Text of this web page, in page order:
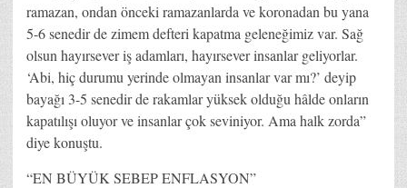
ramazan, ondan önceki ramazanlarda ve koronadan bu yana
5-6 senedir de zimem defteri kapatma geleneğimiz var. Sağ
olsun hayırsever iş adamları, hayırsever insanlar geliyorlar.
‘Abi, hiç durumu yerinde olmayan insanlar var mı?’ deyip
bayağı 3-5 senedir de rakamlar yüksek olduğu hâlde onların
kapatılışı oluyor ve insanlar çok seviniyor. Ama halk zorda”
diye konuştu.
“EN BÜYÜK SEBEP ENFLASYON”